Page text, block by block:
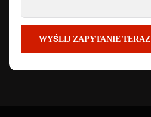
WYŚLIJ ZAPYTANIE TERAZ